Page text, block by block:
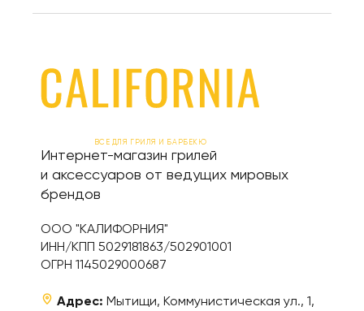
ВСЕ ДЛЯ ГРИЛЯ И БАРБЕКЮ
Интернет-магазин грилей
и аксессуаров от ведущих мировых
брендов
ООО "КАЛИФОРНИЯ"
ИНН/КПП 5029181863/502901001
ОГРН 1145029000687
Адрес: Мытищи, Коммунистическая ул., 1,